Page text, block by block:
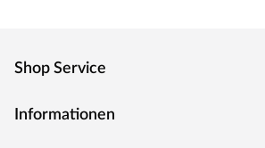
Shop Service
Informationen